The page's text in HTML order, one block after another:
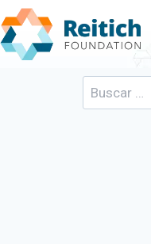
Saltar
al
contenido
Buscar: